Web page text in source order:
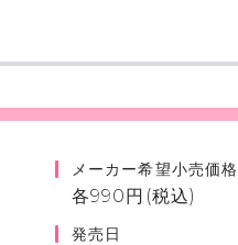
メーカー希望小売価格
各990円(税込)
発売日